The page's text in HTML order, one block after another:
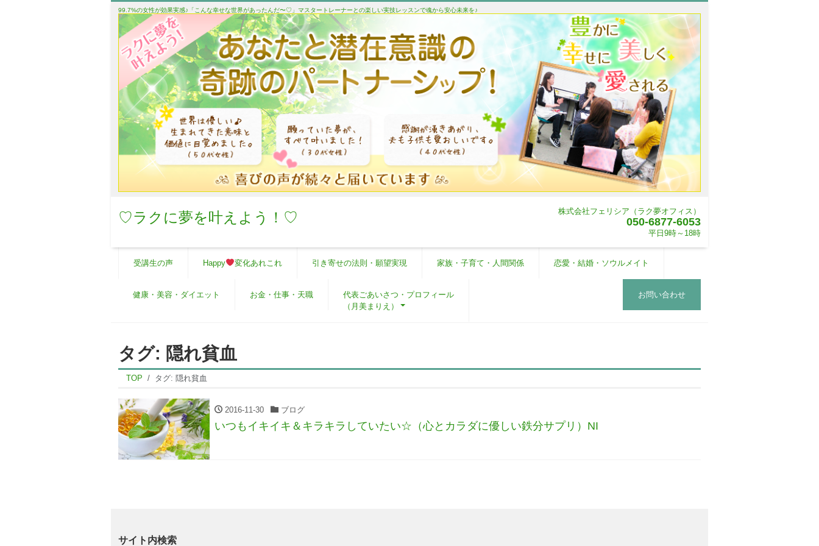
99.7%の女性が効果実感♪「こんな幸せな世界があったんだ〜♡」マスタートレーナーとの楽しい実技レッスンで魂から安心未来を♪
♡ラクに夢を叶えよう！♡ 株式会社フェリシア（ラク夢オフィス）
050-6877-6053
平日9時～18時
受講生の声 Happy 変化あれこれ 引き寄せの法則・願望実現 家族・子育て・人間関係 恋愛・結婚・ソウルメイト
健康・美容・ダイエット お金・仕事・天職
代表ごあいさつ・プロフィール
（月美まりえ）
お問い合わせ
タグ: 隠れ貧血
TOP タグ: 隠れ貧血
2016-11-30 ブログ
いつもイキイキ＆キラキラしていたい☆（心とカラダに優しい鉄分サプリ）NI
サイト内検索